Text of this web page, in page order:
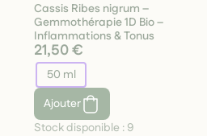
Cassis Ribes nigrum –
Gemmothérapie 1D Bio –
Inflammations & Tonus
21,50 €
50 ml
Ajouter
Stock disponible : 9